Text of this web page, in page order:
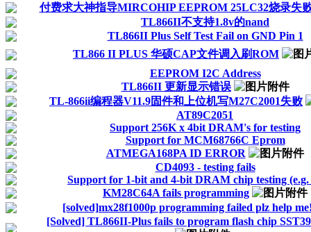
付费求大神指导MIRCOHIP EEPROM 25LC32烧录失
TL866II不支持1.8v的nand
TL866II Plus Self Test Fail on GND Pin 1
TL866 II PLUS 华硕CAP文件调入刷ROM
EEPROM I2C Address
TL866II 更新显示错误
TL-866ii编程器V11.9固件和上位机写M27C2001失败
AT89C2051
Support 256K x 4bit DRAM's for testing
Support for MCM68766C Eprom
ATMEGA168PA ID ERROR
CD4093 - testing fails
Support for 1-bit and 4-bit DRAM chip testing (e.g.
KM28C64A fails programming
[solved]mx28f1000p programming failed plz help
[Solved] TL866II-Plus fails to program flash chip